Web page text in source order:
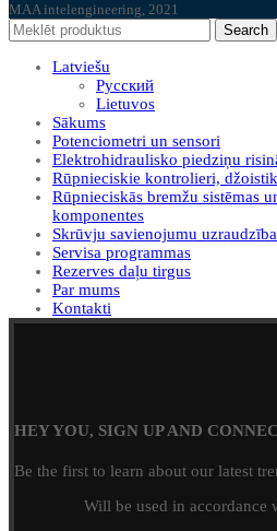
MAA intelengineering, 2021
Search
Latviešu
Русский
Lietuvos
Sākums
Potenciometri un sensori
Elektrohidraulisko piedziņu
Rūpnieciskie kontrolieri,
Rūpnieciskās bremžu sistēmas
komponentes
Skrūvju savienojumu
Servisa programmas
Rezerves daļu tirgus
Par mums
Kontakti
HEY YOU, SIGN UP AND
Be the first to learn about our latest
Will be used in accordance